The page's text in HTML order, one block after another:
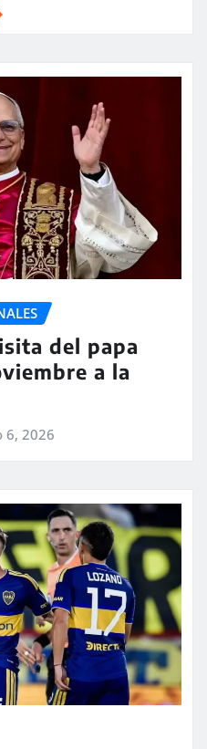
del papa
a la
6, 2026